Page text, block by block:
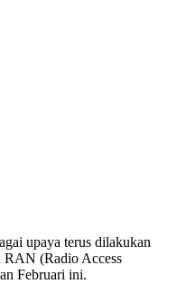
upaya terus dilakukan
RAN (Radio Access
Februari ini.